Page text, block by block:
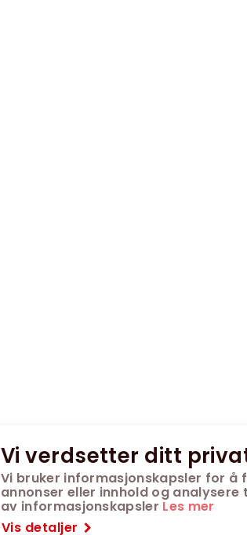
Vi verdsetter ditt
Vi bruker informasjonskapsler for å
annonser eller innhold og
av informasjonskapsler Les mer
Vis detaljer